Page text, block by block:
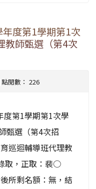
度第1學期第1次
教師甄選（第4次
閱數： 226
度第1學期第1次學
甄選（第4次招
巡迴輔導班代理教
取，正取：裴○
所剩名額：無，結